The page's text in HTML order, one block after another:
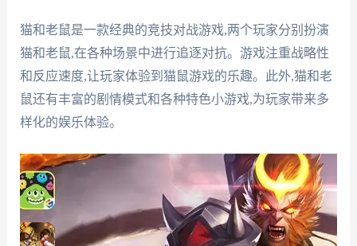
猫和老鼠是一款经典的竞技对战游戏,两个玩家分别扮演
猫和老鼠,在各种场景中进行追逐对抗。游戏注重战略性
和反应速度,让玩家体验到猫鼠游戏的乐趣。此外,猫和老
鼠还有丰富的剧情模式和各种特色小游戏,为玩家带来多
样化的娱乐体验。